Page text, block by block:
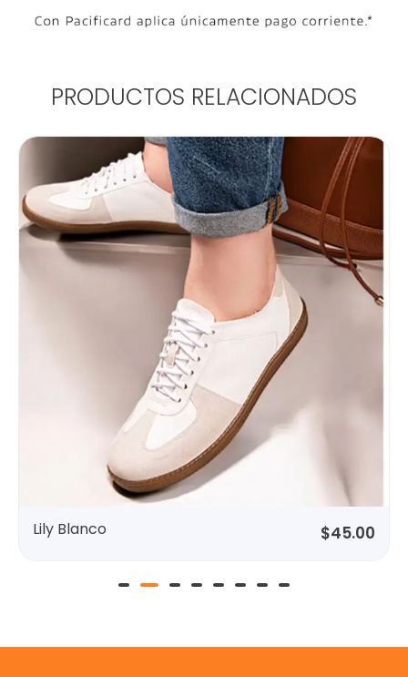
PRODUCTOS RELACIONADOS
$45.00